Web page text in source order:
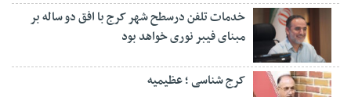
خدمات تلفن درسطح شهر کرج با افق دو ساله بر
مبنای فیبر نوری خواهد بود
کرج شناسی ؛ عظیمیه